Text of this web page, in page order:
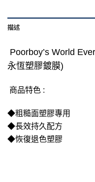
描述
Poorboy’s World
永恆塑膠鍍膜)
商品特色 :
◆粗糙面塑膠專用
◆長效持久配方
◆恢復退色塑膠